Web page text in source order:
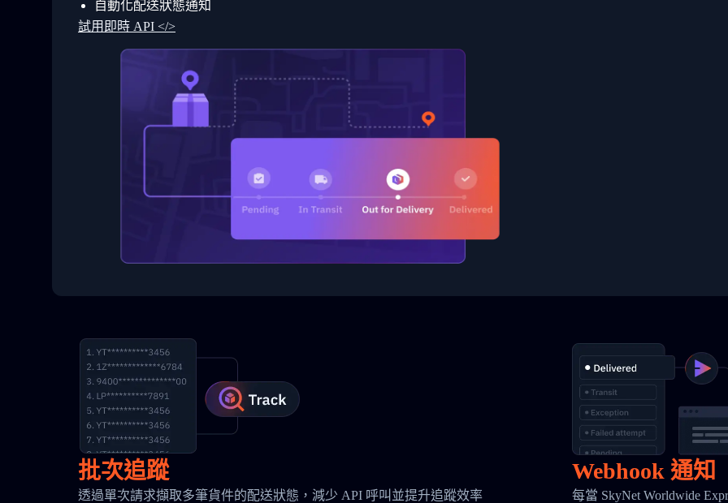
33
34
  }
}
自動化配送狀態通知
試用即時 API </>
批次追蹤
透過單次請求擷取多筆貨件的配送狀態，減少 API 呼叫並提升追蹤效率
Webhook 通知
每當 SkyNet Worldwide